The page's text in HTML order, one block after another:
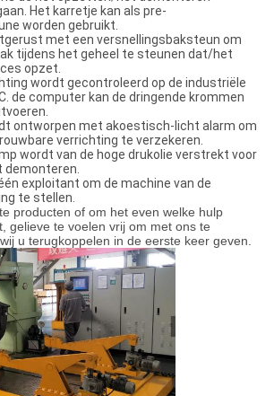
Het karretje kan als pre-
worden gebruikt.
met een versnellingsbaksteun om
tijdens het geheel te steunen dat/het
opzet.
wordt gecontroleerd op de industriële
de computer kan de dringende krommen
ontworpen met akoestisch-licht alarm om
verrichting te verzekeren.
wordt van de hoge drukolie verstrekt voor
demonteren.
exploitant om de machine van de
te stellen.
producten of om het even welke hulp
gelieve te voelen vrij om met ons te
u terugkoppelen in de eerste keer geven.